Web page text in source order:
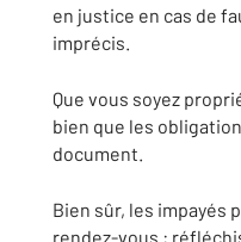
en justice en cas de
imprécis.
Que vous soyez
bien que les
document.
Bien sûr, les impayés
rendez-vous :